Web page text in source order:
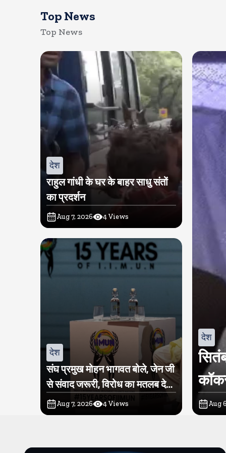
Top News
Top News
देश
राहुल गांधी के घर के बाहर साधु संतों
का प्रदर्शन
Aug 7, 2026 4Views
देश
संघ प्रमुख मोहन भागवत बोले, जेन जी
से संवाद जरूरी, विरोध का मतलब देश
विरोधी नहीं
Aug 7, 2026 4Views
देश
Aug